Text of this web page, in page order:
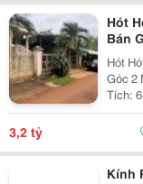
Hót
Bán
Mỹ,
Hót
Góc 2
Tích:
Thuận
764
3,2 tỷ
Kính